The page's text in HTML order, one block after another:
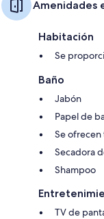
Amenidades
Habitación
Se
Baño
Jabón
Papel de
Se ofrecen
Secadora
Shampoo
TV de